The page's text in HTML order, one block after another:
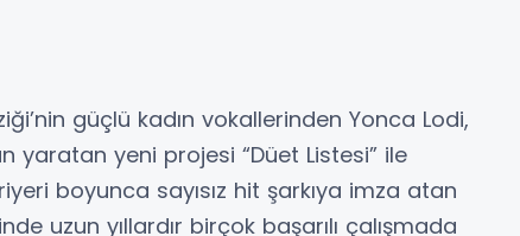
güçlü kadın vokallerinden Yonca Lodi,
yaratan yeni projesi “Düet Listesi” ile
boyunca sayısız hit şarkıya imza atan
uzun yıllardır birçok başarılı çalışmada